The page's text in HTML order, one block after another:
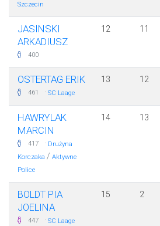
Szczecin
JASINSKI
ARKADIUSZ
400
12 11
OSTERTAG ERIK
461 · SC Laage
13 12
HAWRYLAK
MARCIN
417 · Drużyna
Korczaka / Aktywne
Police
14 13
BOLDT PIA
JOELINA
447 · SC Laage
15 2